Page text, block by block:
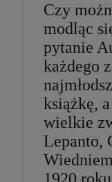
Serce Jezusa
wezwań
29,99 zł
Cena
Najniższa
Czy
modląc
pytanie
każdego
książkę,
wielkie
Lepanto,